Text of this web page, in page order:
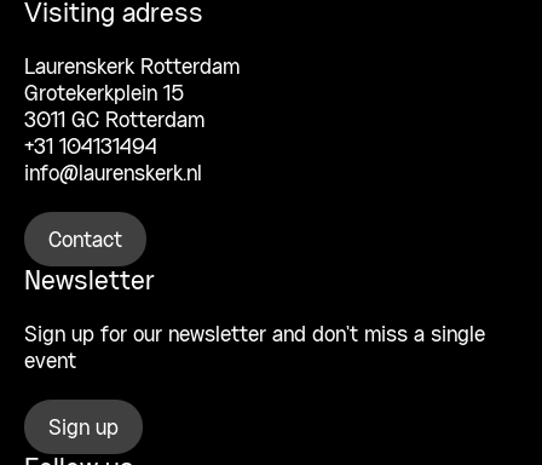
Visiting adress
Laurenskerk Rotterdam
Grotekerkplein 15
3011 GC Rotterdam
+31 104131494
info@laurenskerk.nl
Contact
Newsletter
Sign up for our newsletter and don’t miss a single
event
Sign up